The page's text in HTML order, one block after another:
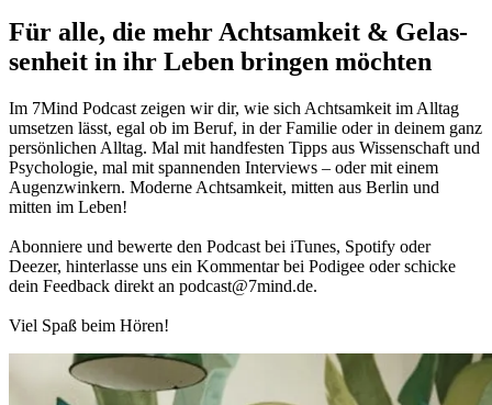
Für alle, die mehr Acht­sam­keit & Gelas­
sen­heit in ihr Leben brin­gen möch­ten
Im 7Mind Pod­cast zeigen wir dir, wie sich Acht­sam­keit im Alltag
umset­zen lässt, egal ob im Beruf, in der Fami­lie oder in deinem ganz
per­sön­li­chen Alltag. Mal mit hand­fes­ten Tipps aus Wis­sen­schaft und
Psy­cho­lo­gie, mal mit spannenden Interviews – oder mit einem
Augen­zwin­kern. Moderne Acht­sam­keit, mitten aus Berlin und
mitten im Leben!
Abon­niere und bewerte den Pod­cast bei iTunes, Spo­tify oder
Deezer, hin­ter­lasse uns ein Kom­men­tar bei Podigee oder schi­cke
dein Feed­back direkt an podcast@​7​mind.​de.
Viel Spaß beim Hören!